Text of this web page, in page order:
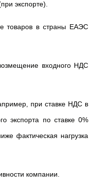
экспорте).
товаров в страны ЕАЭС
входного НДС
при ставке НДС в
экспорта по ставке 0%
фактическая нагрузка
компании.